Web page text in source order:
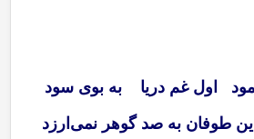
اول غم دریا به بوی سود
طوفان به صد گوهر نمی‌ارزد